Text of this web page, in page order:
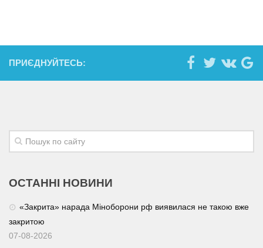
ПРИЄДНУЙТЕСЬ:
ОСТАННІ НОВИНИ
«Закрита» нарада Міноборони рф виявилася не такою вже
закритою
07-08-2026